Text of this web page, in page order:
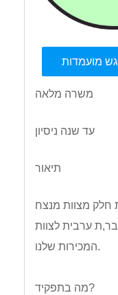
מועמדות
משרה מלאה
עד שנה ניסיון
תיאור
ערבית לצוות
המכירות שלנו.
מה בתפקיד?